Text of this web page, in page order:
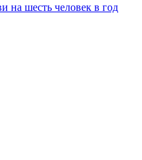
на шесть человек в год